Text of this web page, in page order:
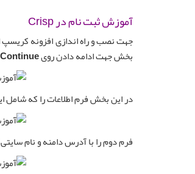
آموزش ثبت نام در Crisp
جهت نصب و راه اندازی افزونه کریسپ
بخش جهت ادامه دادن رویContinue
در این بخش فرم اطلاعات را که شامل
فرم دوم را با آدرس دامنه و نام